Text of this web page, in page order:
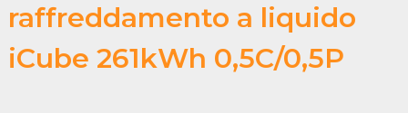
raffreddamento a liquido
iCube 261kWh 0,5C/0,5P